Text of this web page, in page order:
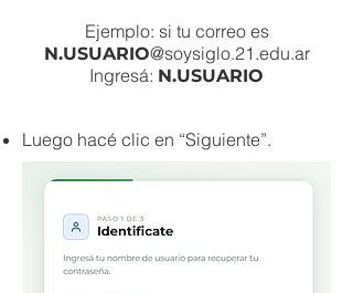
Ejemplo: si tu correo es
N.USUARIO@soysiglo.21.edu.ar
Ingresá: N.USUARIO
Luego hacé clic en “Siguiente”.